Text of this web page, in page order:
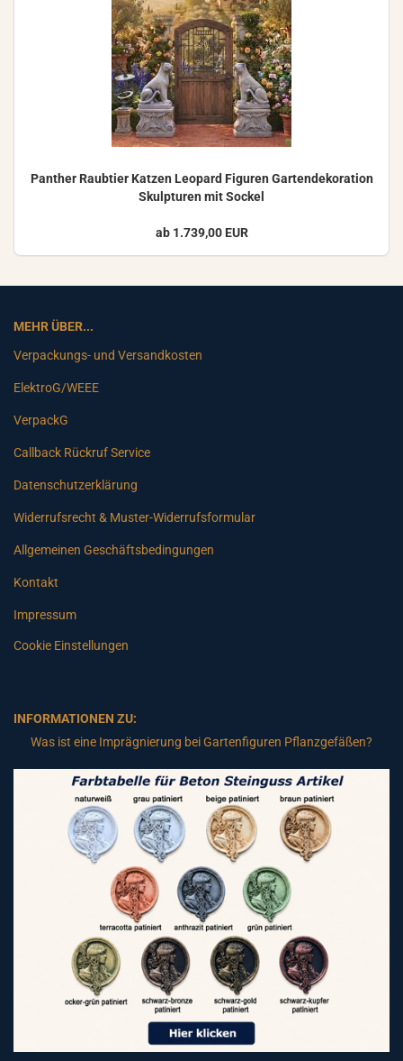
Pan­ther Raub­tier Kat­zen Leo­pard Fi­gu­ren Gar­ten­de­ko­ra­ti­on
Skulp­tu­ren mit So­ckel
ab 1.739,00 EUR
MEHR ÜBER...
Verpackungs- und Versandkosten
ElektroG/WEEE
VerpackG
Callback Rückruf Service
Datenschutzerklärung
Widerrufsrecht & Muster-Widerrufsformular
Allgemeinen Geschäftsbedingungen
Kontakt
Impressum
Cookie Einstellungen
INFORMATIONEN ZU:
Was ist eine Imprägnierung bei Gartenfiguren Pflanzgefäßen?